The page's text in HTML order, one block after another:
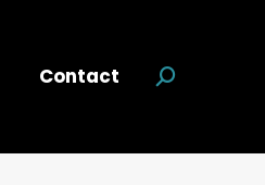
Contact Recherche